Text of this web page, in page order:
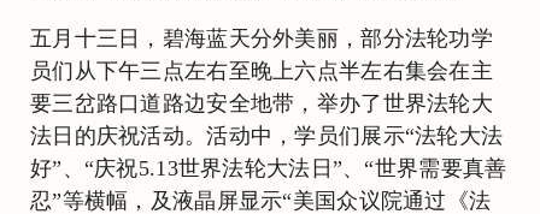
五月十三日，碧海蓝天分外美丽，部分法轮功学
员们从下午三点左右至晚上六点半左右集会在主
要三岔路口道路边安全地带，举办了世界法轮大
法日的庆祝活动。活动中，学员们展示“法轮大法
好”、“庆祝5.13世界法轮大法日”、“世界需要真善
忍”等横幅，及液晶屏显示“美国众议院通过《法